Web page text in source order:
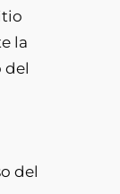
la
del
del